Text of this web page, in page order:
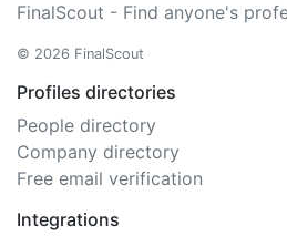
FinalScout - Find anyone's
© 2026 FinalScout
Profiles directories
People directory
Company directory
Free email verification
Integrations